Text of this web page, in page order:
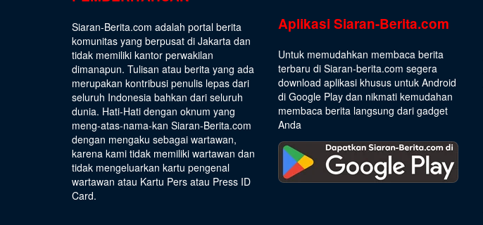
Siaran-Berita.com adalah portal berita
komunitas yang berpusat di Jakarta dan
tidak memiliki kantor perwakilan
dimanapun. Tulisan atau berita yang ada
merupakan kontribusi penulis lepas dari
seluruh Indonesia bahkan dari seluruh
dunia. Hati-Hati dengan oknum yang
meng-atas-nama-kan Siaran-Berita.com
dengan mengaku sebagai wartawan,
karena kami tidak memiliki wartawan dan
tidak mengeluarkan kartu pengenal
wartawan atau Kartu Pers atau Press ID
Card.
Aplikasi Siaran-Berita.com
Untuk memudahkan membaca berita
terbaru di Siaran-berita.com segera
download aplikasi khusus untuk Android
di Google Play dan nikmati kemudahan
membaca berita langsung dari gadget
Anda